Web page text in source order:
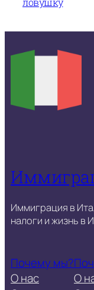
Иммиграция в
налоги и жизнь в
Почему мы?
О нас
О